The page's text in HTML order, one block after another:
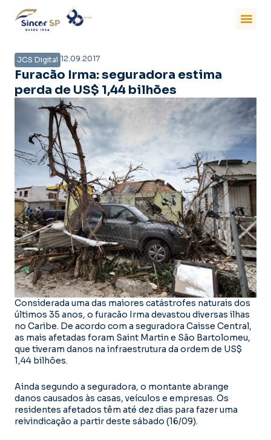
JCS Digital 12.09.2017
Furacão Irma: seguradora estima
perda de US$ 1,44 bilhões
Considerada uma das maiores catástrofes naturais dos
últimos 35 anos, o furacão Irma devastou diversas ilhas
no Caribe. De acordo com a seguradora Caisse Central,
as mais afetadas foram Saint Martin e São Bartolomeu,
que tiveram danos na infraestrutura da ordem de US$
1,44 bilhões.
Ainda segundo a seguradora, o montante abrange
danos causados às casas, veículos e empresas. Os
residentes afetados têm até dez dias para fazer uma
reivindicação a partir deste sábado (16/09).